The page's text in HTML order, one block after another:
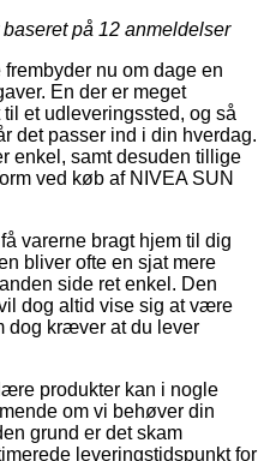
på 12 anmeldelser
nu om dage en
En der er meget
et udleveringssted, og så
det passer ind i din hverdag.
enkel, samt desuden tillige
ved køb af NIVEA SUN
varerne bragt hjem til dig
bliver ofte en sjat mere
side ret enkel. Den
dog altid vise sig at være
dog kræver at du lever
produkter kan i nogle
om vi behøver din
grund er det skam
leveringstidspunkt for